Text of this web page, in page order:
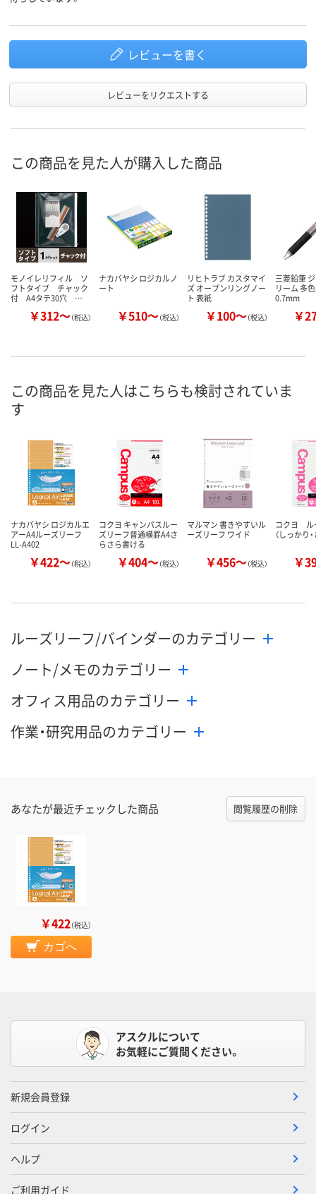
スコア
レビューを書く
レビューをリクエストする
この商品を見た人が購入した商品
モノイレリフィル ソ
フトタイプ チャック
付 A4タテ30穴 …
￥312～（税込）
ナカバヤシ ロジカルノ
ート
￥510～（税込）
リヒトラブ カスタマイ
ズ オープンリングノー
ト 表紙
￥100～（税込）
三菱鉛筆
リーム 多
0.7mm
￥
この商品を見た人はこちらも検討されていま
す
ナカバヤシ ロジカルエ
アーA4ルーズリーフ
LL-A402
￥422～（税込）
コクヨ キャンパスルー
ズリーフ普通横罫A4さ
らさら書ける
￥404～（税込）
マルマン 書きやすいル
ーズリーフ ワイド
￥456～（税込）
コクヨ ル
（しっかり
￥
ルーズリーフ/バインダーのカテゴリー
ノート/メモのカテゴリー
オフィス用品のカテゴリー
作業・研究用品のカテゴリー
あなたが最近チェックした商品 閲覧履歴の削除
￥422（税込）
カゴへ
アスクルについて
お気軽にご質問ください。
新規会員登録
ログイン
ヘルプ
ご利用ガイド